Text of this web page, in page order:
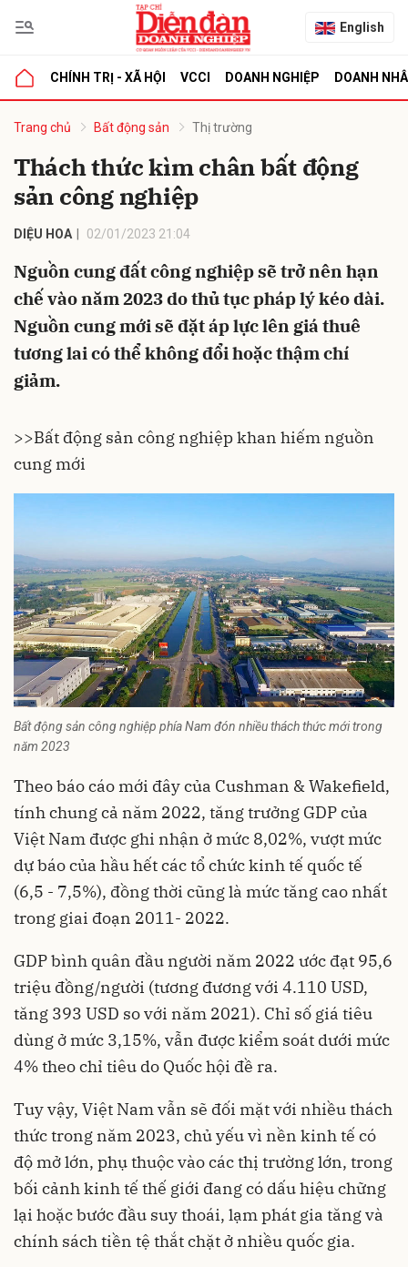
English
CHÍNH TRỊ - XÃ HỘI VCCI DOANH NGHIỆP DOANH
Trang chủ Bất động sản Thị trường
Thách thức kìm chân bất động
sản công nghiệp
DIỆU HOA 02/01/2023 21:04
Nguồn cung đất công nghiệp sẽ trở nên hạn
chế vào năm 2023 do thủ tục pháp lý kéo dài.
Nguồn cung mới sẽ đặt áp lực lên giá thuê
tương lai có thể không đổi hoặc thậm chí
giảm.
>>Bất động sản công nghiệp khan hiếm nguồn
cung mới
Bất động sản công nghiệp phía Nam đón nhiều thách thức mới trong
năm 2023
Theo báo cáo mới đây của Cushman & Wakefield,
tính chung cả năm 2022, tăng trưởng GDP của
Việt Nam được ghi nhận ở mức 8,02%, vượt mức
dự báo của hầu hết các tổ chức kinh tế quốc tế
(6,5 - 7,5%), đồng thời cũng là mức tăng cao nhất
trong giai đoạn 2011- 2022.
GDP bình quân đầu người năm 2022 ước đạt 95,6
triệu đồng/người (tương đương với 4.110 USD,
tăng 393 USD so với năm 2021). Chỉ số giá tiêu
dùng ở mức 3,15%, vẫn được kiểm soát dưới mức
4% theo chỉ tiêu do Quốc hội đề ra.
Tuy vậy, Việt Nam vẫn sẽ đối mặt với nhiều thách
thức trong năm 2023, chủ yếu vì nền kinh tế có
độ mở lớn, phụ thuộc vào cácthị trườnglớn, trong
bối cảnh kinh tế thế giới đang có dấu hiệu chững
lại hoặc bước đầu suy thoái, lạm phát gia tăng và
chính sách tiền tệ thắt chặt ở nhiều quốc gia.
luận
Hủy